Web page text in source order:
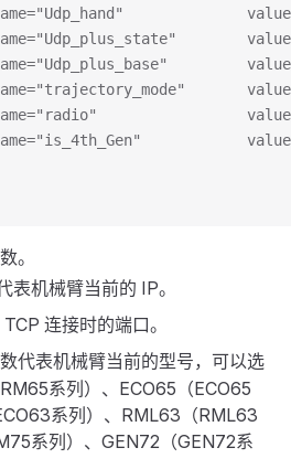
。
表机械臂当前的 IP。
连接时的端口。
代表机械臂当前的型号，可以选
系列）、ECO65（ECO65
系列）、RML63（RML63
系列）、GEN72（GEN72系